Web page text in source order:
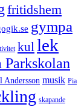
fritidshem
gympa
kul lek
Parkskolan
Andersson musik Pia
skapande